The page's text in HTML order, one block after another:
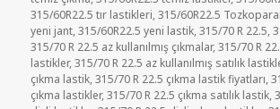
315/60R22.5 tır lastikleri,315/60R22.5
yeni jant,315/60R22.5 yeni lastik,315/70 R 22.5,
315/70 R 22.5 az kullanılmış çıkmalar,315/70 R
lastikler,315/70 R 22.5 az kullanılmış satılık
çıkma lastik,315/70 R 22.5 çıkma lastik fiyatları,
çıkma lastikler,315/70 R 22.5 çıkma satılık lastik,